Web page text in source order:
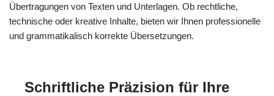
Übertragungen von Texten und Unterlagen. Ob rechtliche,
technische oder kreative Inhalte, bieten wir Ihnen professionelle
und grammatikalisch korrekte Übersetzungen.
Schriftliche Präzision für Ihre